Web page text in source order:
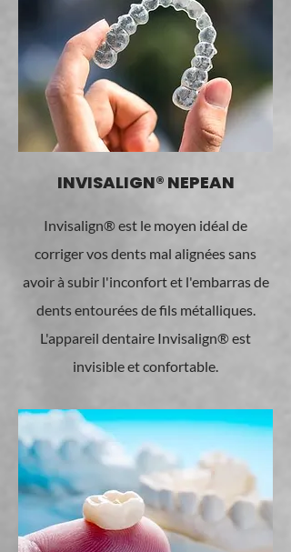
INVISALIGN® NEPEAN
Invisalign® est le moyen idéal de
corriger vos dents mal alignées sans
avoir à subir l'inconfort et l'embarras de
dents entourées de fils métalliques.
L'appareil dentaire Invisalign® est
invisible et confortable.